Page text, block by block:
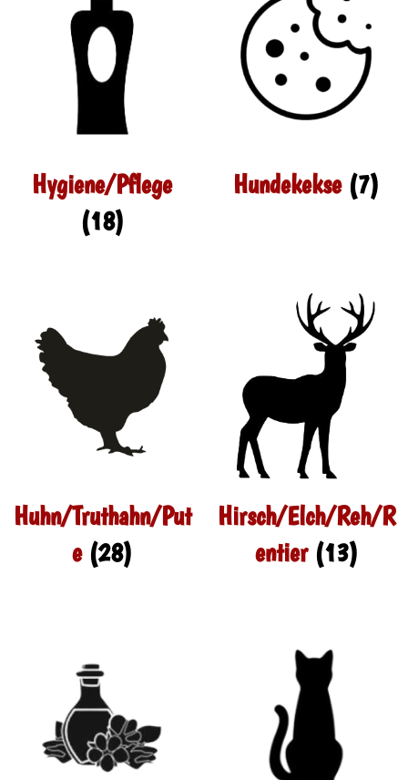
Hygiene/Pflege
(18)
Hundekekse (7)
Huhn/Truthahn/Put
e (28)
Hirsch/Elch/Reh/R
entier (13)